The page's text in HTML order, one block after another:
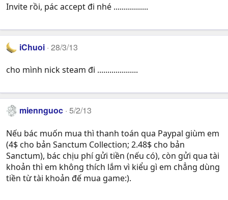
Invite rồi, pác accept đi nhé .................
iChuoi 28/3/13
cho mình nick steam đi ....................
miennguoc 5/2/13
Nếu bác muốn mua thì thanh toán qua Paypal giùm em
(4$ cho bản Sanctum Collection; 2.48$ cho bản
Sanctum), bác chịu phí gửi tiền (nếu có), còn gửi qua tài
khoản thì em không thích lắm vì kiểu gì em chẳng dùng
tiền từ tài khoản đế mua game:).